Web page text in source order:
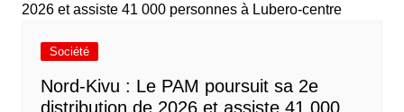
Société
Nord-Kivu : Le PAM poursuit sa 2e
distribution de 2026 et assiste 41 000